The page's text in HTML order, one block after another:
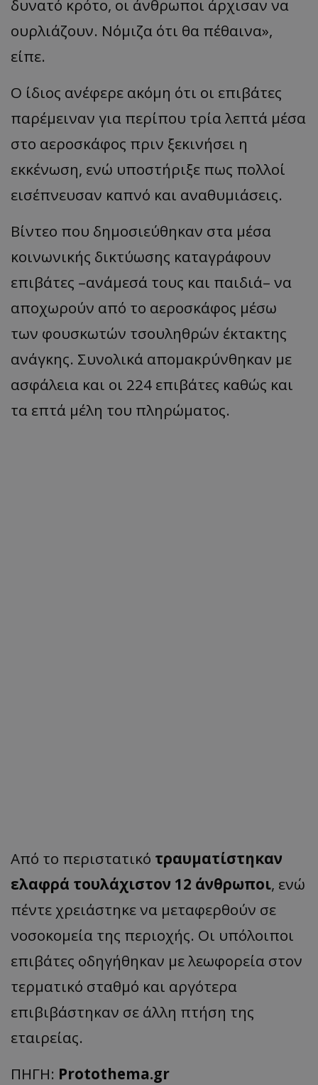
δυνατό κρότο, οι άνθρωποι άρχισαν να
ουρλιάζουν. Νόμιζα ότι θα πέθαινα»,
είπε.
Ο ίδιος ανέφερε ακόμη ότι οι επιβάτες
παρέμειναν για περίπου τρία λεπτά μέσα
στο αεροσκάφος πριν ξεκινήσει η
εκκένωση, ενώ υποστήριξε πως πολλοί
εισέπνευσαν καπνό και αναθυμιάσεις.
Βίντεο που δημοσιεύθηκαν στα μέσα
κοινωνικής δικτύωσης καταγράφουν
επιβάτες –ανάμεσά τους και παιδιά– να
αποχωρούν από το αεροσκάφος μέσω
των φουσκωτών τσουληθρών έκτακτης
ανάγκης. Συνολικά απομακρύνθηκαν με
ασφάλεια και οι 224 επιβάτες καθώς και
τα επτά μέλη του πληρώματος.
Από το περιστατικό τραυματίστηκαν
ελαφρά τουλάχιστον 12 άνθρωποι, ενώ
πέντε χρειάστηκε να μεταφερθούν σε
νοσοκομεία της περιοχής. Οι υπόλοιποι
επιβάτες οδηγήθηκαν με λεωφορεία στον
τερματικό σταθμό και αργότερα
επιβιβάστηκαν σε άλλη πτήση της
εταιρείας.
ΠΗΓΗ: Protothema.gr